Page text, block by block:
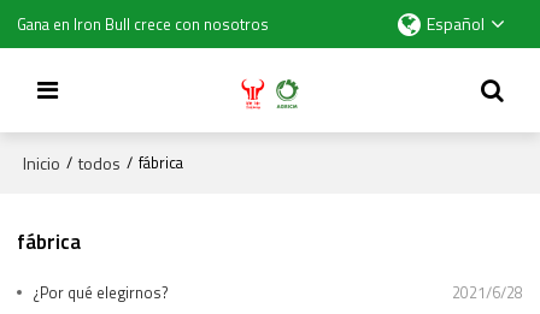
Gana en Iron Bull crece con nosotros Español
Inicio / todos / fábrica
fábrica
¿Por qué elegirnos? 2021/6/28